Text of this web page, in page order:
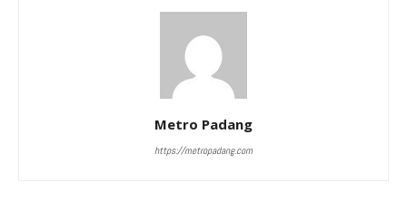
Metro Padang
https://metropadang.com